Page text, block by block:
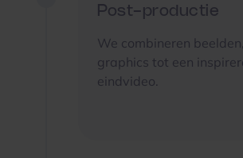
Post-productie
We combineren
graphics tot een
eindvideo.